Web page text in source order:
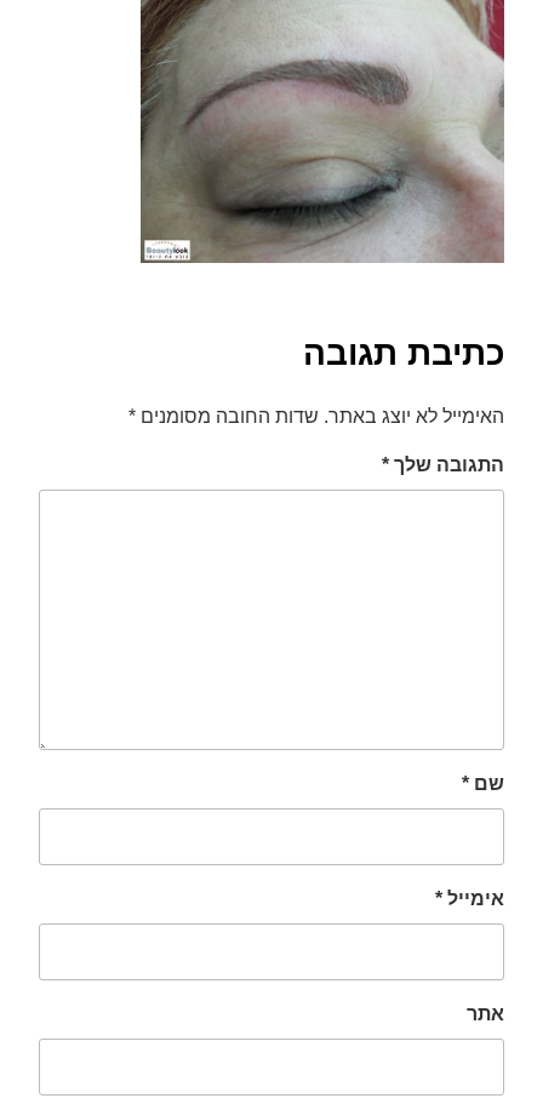
font_download סמן קישורים
לאפס
האפשרויות
cached
כתיבת תגובה
האימייל לא יוצג באתר. שדות החובה מסומנים *
התגובה שלך *
שם *
אימייל *
אתר